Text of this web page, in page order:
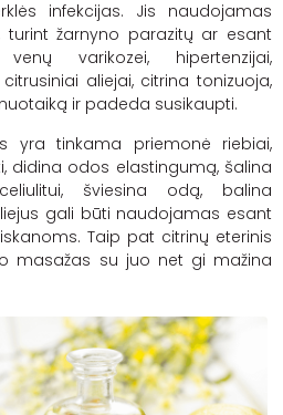
infekcijas. Jis naudojamas
žarnyno parazitų ar esant
venų varikozei, hipertenzijai,
aliejai, citrina tonizuoja,
ir padeda susikaupti.
yra tinkama priemonė riebiai,
didina odos elastingumą, šalina
šviesina odą, balina
gali būti naudojamas esant
Taip pat citrinų eterinis
masažas su juo net gi mažina